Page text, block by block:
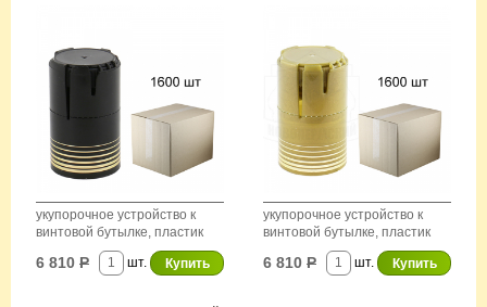
укупорочное устройство к
винтовой бутылке, пластик
шт.
6 810 Р
укупорочное устройство к
винтовой бутылке, пластик
шт.
6 810 Р